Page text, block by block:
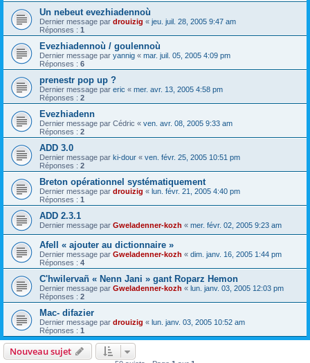
Un nebeut evezhiadennoù
Dernier message par drouizig « jeu. juil. 28, 2005 9:47 am
Réponses : 1
Evezhiadennoù / goulennoù
Dernier message par yannig « mar. juil. 05, 2005 4:09 pm
Réponses : 6
prenestr pop up ?
Dernier message par eric « mer. avr. 13, 2005 4:58 pm
Réponses : 2
Evezhiadenn
Dernier message par Cédric « ven. avr. 08, 2005 9:33 am
Réponses : 2
ADD 3.0
Dernier message par ki-dour « ven. févr. 25, 2005 10:51 pm
Réponses : 2
Breton opérationnel systématiquement
Dernier message par drouizig « lun. févr. 21, 2005 4:40 pm
Réponses : 1
ADD 2.3.1
Dernier message par Gweladenner-kozh « mer. févr. 02, 2005 9:23 am
Afell « ajouter au dictionnaire »
Dernier message par Gweladenner-kozh « dim. janv. 16, 2005 1:44 pm
Réponses : 4
C'hwilervañ « Nenn Jani » gant Roparz Hemon
Dernier message par Gweladenner-kozh « lun. janv. 03, 2005 12:03 pm
Réponses : 2
Mac- difazier
Dernier message par drouizig « lun. janv. 03, 2005 10:52 am
Réponses : 1
Nouveau sujet